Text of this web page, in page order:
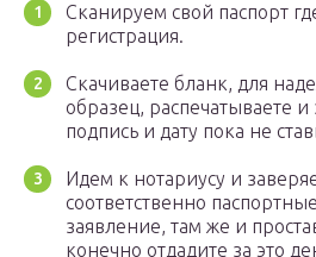
Сканируем свой паспорт
регистрация.
Скачиваете бланк, для
образец, распечатываете и
подпись и дату пока не
Идем к нотариусу и
соответственно
заявление, там же и
конечно отдадите за это